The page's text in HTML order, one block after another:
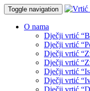
Toggle navigation
O nama
Dječji vrtić
Dječji vrtić
Dječji vrtić
Dječji vrtić
Dječji vrtić
Dječji vrtić
Dječji vrtić